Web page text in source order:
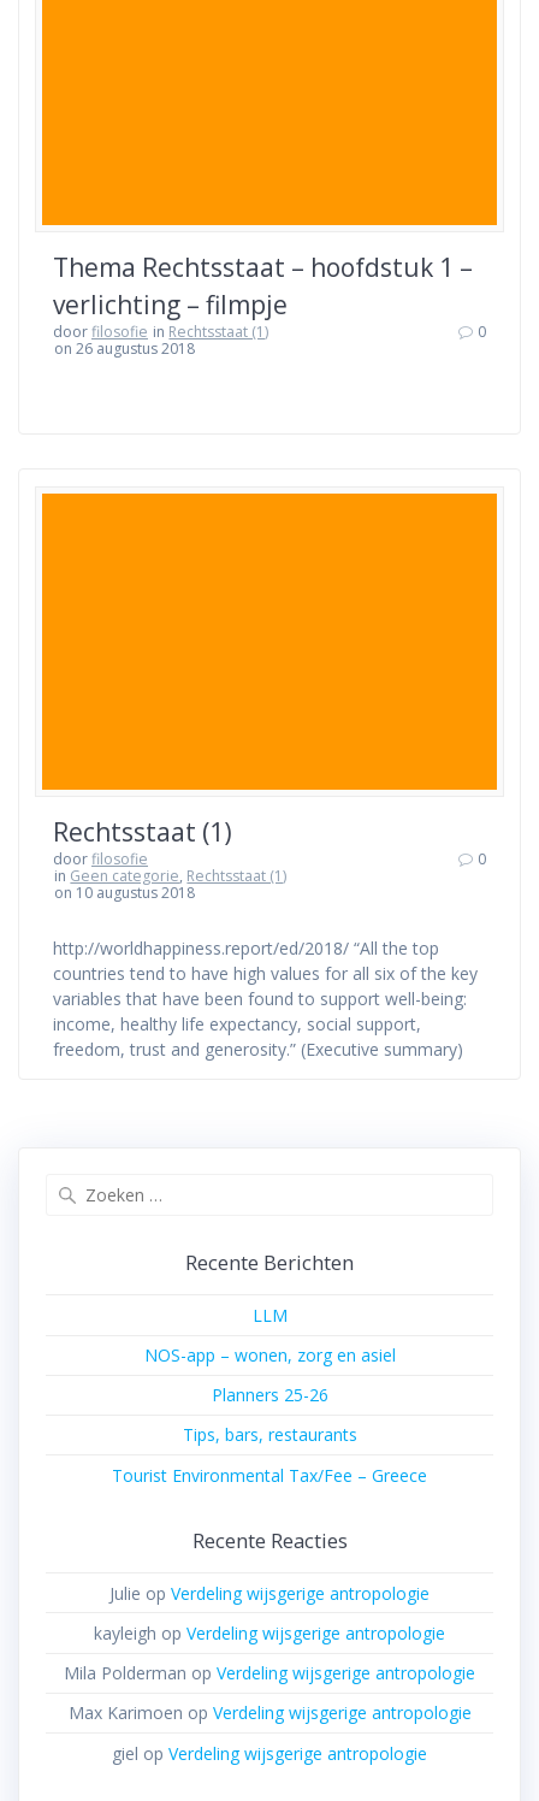
Thema Rechtsstaat – hoofdstuk 1 –
verlichting – filmpje
doorfilosofie in Rechtsstaat (1)
on 26 augustus 2018
0
Rechtsstaat (1)
doorfilosofie
in Geen categorie, Rechtsstaat (1)
on 10 augustus 2018
0
http://worldhappiness.report/ed/2018/ “All the top
countries tend to have high values for all six of the key
variables that have been found to support well-being:
income, healthy life expectancy, social support,
freedom, trust and generosity.” (Executive summary)
Recente Berichten
LLM
NOS-app – wonen, zorg en asiel
Planners 25-26
Tips, bars, restaurants
Tourist Environmental Tax/Fee – Greece
Recente Reacties
Julie op Verdeling wijsgerige antropologie
kayleigh op Verdeling wijsgerige antropologie
Mila Polderman op Verdeling wijsgerige antropologie
Max Karimoen op Verdeling wijsgerige antropologie
giel op Verdeling wijsgerige antropologie